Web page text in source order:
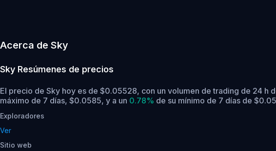
Acerca de Sky
Sky Resúmenes de precios
El precio de Sky hoy es de $0.05528, con un volumen de trading de 24 h
máximo de 7 días, $0.0585, y a un 0.78% de su mínimo de 7 días de
Exploradores
Ver
Sitio web